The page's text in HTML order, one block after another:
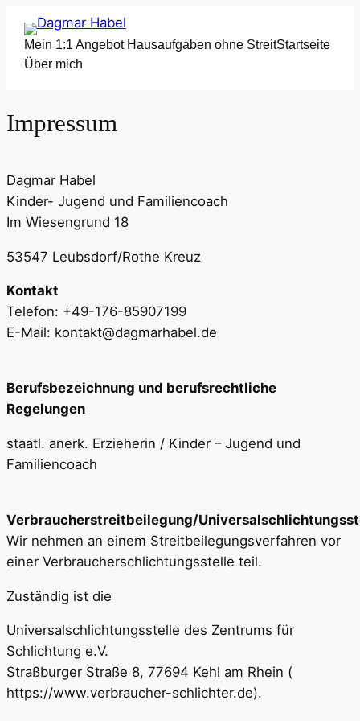
Mein 1:1 Angebot Hausaufgaben ohne StreitStartseite
Über mich
Impressum
Dagmar Habel
Kinder- Jugend und Familiencoach
Im Wiesengrund 18
53547 Leubsdorf/Rothe Kreuz
Kontakt
Telefon: +49-176-85907199
E-Mail: kontakt@dagmarhabel.de
Berufsbezeichnung und berufsrechtliche
Regelungen
staatl. anerk. Erzieherin / Kinder – Jugend und
Familiencoach
Verbraucherstreitbeilegung/
Wir nehmen an einem Streitbeilegungsverfahren vor
einer Verbraucherschlichtungsstelle teil.
Zuständig ist die
Universalschlichtungsstelle des Zentrums für
Schlichtung e.V.
Straßburger Straße 8, 77694 Kehl am Rhein (
https://www.verbraucher-schlichter.de).